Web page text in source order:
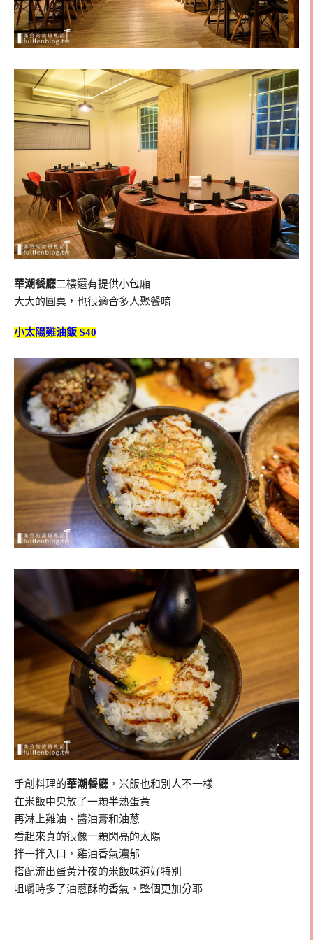
華潮餐廳二樓還有提供小包廂
大大的圓桌，也很適合多人聚餐唷
小太陽雞油飯 $40
手創料理的華潮餐廳 ，米飯也和別人不一樣
在米飯中央放了一顆半熟蛋黃
再淋上雞油、醬油膏和油蔥
看起來真的很像一顆閃亮的太陽
拌一拌入口，雞油香氣濃郁
搭配流出蛋黃汁夜的米飯味道好特別
咀嚼時多了油蔥酥的香氣，整個更加分耶